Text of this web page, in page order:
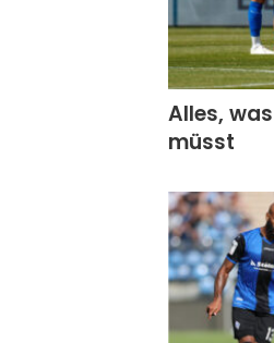
Alles,
müsst